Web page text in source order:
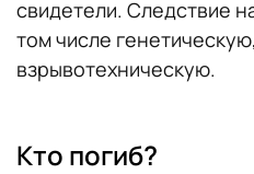
свидетели. Следствие
том числе
взрывотехническую.
Кто погиб?